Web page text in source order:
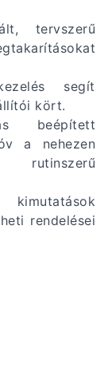
tervszerű
segít
kört.
beépített
a nehezen
rutinszerű
rendelései